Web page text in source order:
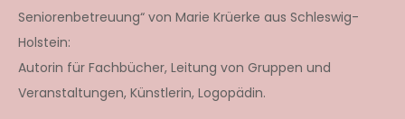
Seniorenbetreuung“ von Marie Krüerke aus Schleswig-
Holstein:
Autorin für Fachbücher, Leitung von Gruppen und
Veranstaltungen, Künstlerin, Logopädin.